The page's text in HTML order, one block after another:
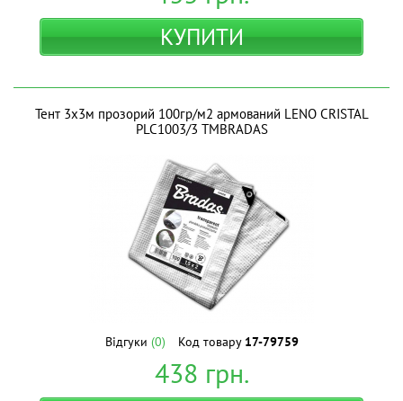
КУПИТИ
Тент 3х3м прозорий 100гр/м2 армований LENO CRISTAL
PLC1003/3 ТМBRADAS
Відгуки (0) Код товару 17-79759
438 грн.